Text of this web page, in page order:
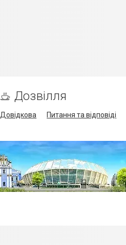
Дозвілля
Довідкова Питання та відповіді